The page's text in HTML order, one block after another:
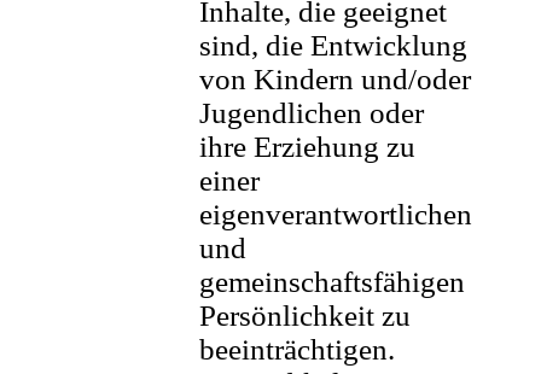
Inhalte, die geeignet
sind, die Entwicklung
von Kindern und/oder
Jugendlichen oder
ihre Erziehung zu
einer
eigenverantwortlichen
und
gemeinschaftsfähigen
Persönlichkeit zu
beeinträchtigen.